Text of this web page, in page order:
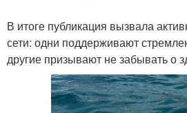
В итоге публикация вызвала
сети: одни поддерживают
другие призывают не забывать о